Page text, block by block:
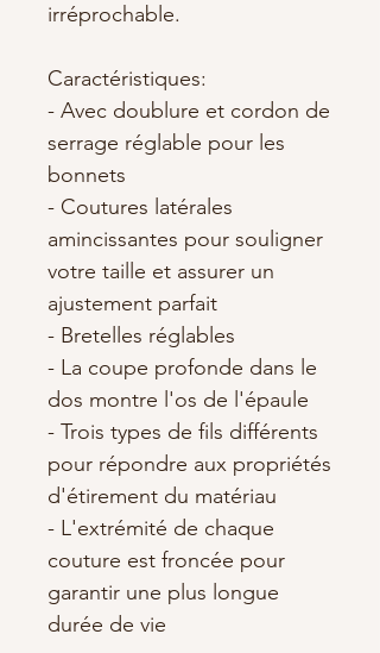
irréprochable.
Caractéristiques:
- Avec doublure et cordon de
serrage réglable pour les
bonnets
- Coutures latérales
amincissantes pour souligner
votre taille et assurer un
ajustement parfait
- Bretelles réglables
- La coupe profonde dans le
dos montre l'os de l'épaule
- Trois types de fils différents
pour répondre aux propriétés
d'étirement du matériau
- L'extrémité de chaque
couture est froncée pour
garantir une plus longue
durée de vie